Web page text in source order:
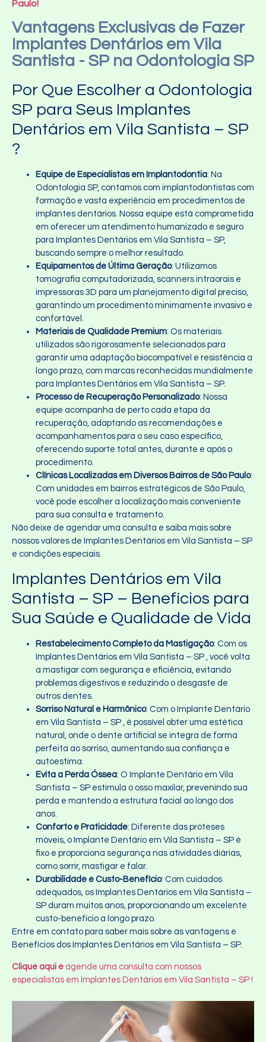
Paulo!
Vantagens Exclusivas de Fazer
Implantes Dentários em Vila
Santista - SP na Odontologia SP
Por Que Escolher a Odontologia
SP para Seus Implantes
Dentários em Vila Santista – SP
?
Equipe de Especialistas em Implantodontia: Na
Odontologia SP, contamos com implantodontistas com
formação e vasta experiência em procedimentos de
implantes dentários. Nossa equipe está comprometida
em oferecer um atendimento humanizado e seguro
para Implantes Dentários em Vila Santista – SP,
buscando sempre o melhor resultado.
Equipamentos de Última Geração: Utilizamos
tomografia computadorizada, scanners intraorais e
impressoras 3D para um planejamento digital preciso,
garantindo um procedimento minimamente invasivo e
confortável.
Materiais de Qualidade Premium: Os materiais
utilizados são rigorosamente selecionados para
garantir uma adaptação biocompatível e resistência a
longo prazo, com marcas reconhecidas mundialmente
para Implantes Dentários em Vila Santista – SP.
Processo de Recuperação Personalizado: Nossa
equipe acompanha de perto cada etapa da
recuperação, adaptando as recomendações e
acompanhamentos para o seu caso específico,
oferecendo suporte total antes, durante e após o
procedimento.
Clínicas Localizadas em Diversos Bairros de São Paulo:
Com unidades em bairros estratégicos de São Paulo,
você pode escolher a localização mais conveniente
para sua consulta e tratamento.
Não deixe de agendar uma consulta e saiba mais sobre
nossos valores de Implantes Dentários em Vila Santista – SP
e condições especiais.
Implantes Dentários em Vila
Santista – SP – Benefícios para
Sua Saúde e Qualidade de Vida
Restabelecimento Completo da Mastigação: Com os
Implantes Dentários em Vila Santista – SP , você volta
a mastigar com segurança e eficiência, evitando
problemas digestivos e reduzindo o desgaste de
outros dentes.
Sorriso Natural e Harmônico: Com o Implante Dentário
em Vila Santista – SP , é possível obter uma estética
natural, onde o dente artificial se integra de forma
perfeita ao sorriso, aumentando sua confiança e
autoestima.
Evita a Perda Óssea: O Implante Dentário em Vila
Santista – SP estimula o osso maxilar, prevenindo sua
perda e mantendo a estrutura facial ao longo dos
anos.
Conforto e Praticidade: Diferente das próteses
móveis, o Implante Dentário em Vila Santista – SP é
fixo e proporciona segurança nas atividades diárias,
como sorrir, mastigar e falar.
Durabilidade e Custo-Benefício: Com cuidados
adequados, os Implantes Dentários em Vila Santista –
SP duram muitos anos, proporcionando um excelente
custo-benefício a longo prazo.
Entre em contato para saber mais sobre as vantagens e
Benefícios dos Implantes Dentários em Vila Santista – SP.
Clique aqui e agende uma consulta com nossos
especialistas em Implantes Dentários em Vila Santista – SP !